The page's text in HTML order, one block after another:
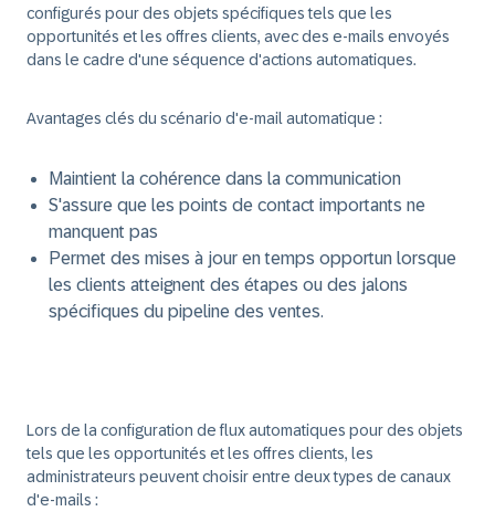
configurés pour des objets spécifiques tels que les
opportunités et les offres clients, avec des e-mails envoyés
dans le cadre d'une séquence d'actions automatiques.
Avantages clés du scénario d'e-mail automatique :
Maintient la cohérence dans la communication
S'assure que les points de contact importants ne
manquent pas
Permet des mises à jour en temps opportun lorsque
les clients atteignent des étapes ou des jalons
spécifiques du pipeline des ventes.
Lors de la configuration de flux automatiques pour des objets
tels que les opportunités et les offres clients, les
administrateurs peuvent choisir entre deux types de canaux
d'e-mails :